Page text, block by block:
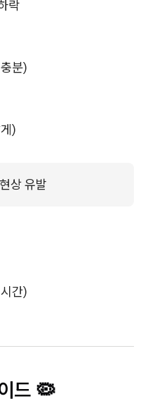
락
분)
)
상 유발
간)
드 🦠